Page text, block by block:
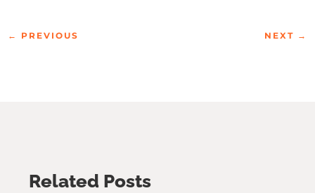
← PREVIOUS NEXT →
Related Posts